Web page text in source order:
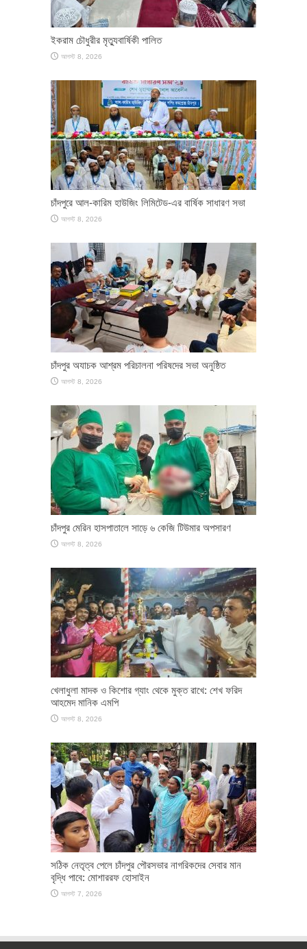
ইকরাম চৌধুরীর মৃত্যুবার্ষিকী পালিত
আগস্ট 8, 2026
চাঁদপুরে আল-কারিম হাউজিং লিমিটেড-এর বার্ষিক সাধারণ সভা
আগস্ট 8, 2026
চাঁদপুর অযাচক আশ্রম পরিচালনা পরিষদের সভা অনুষ্ঠিত
আগস্ট 8, 2026
চাঁদপুর মেরিন হাসপাতালে সাড়ে ৬ কেজি টিউমার অপসারণ
আগস্ট 8, 2026
খেলাধুলা মাদক ও কিশোর গ্যাং থেকে মুক্ত রাখে: শেখ ফরিদ
আহমেদ মানিক এমপি
আগস্ট 8, 2026
সঠিক নেতৃত্ব পেলে চাঁদপুর পৌরসভার নাগরিকদের সেবার মান
বৃদ্ধি পাবে: মোশাররফ হোসাইন
আগস্ট 7, 2026